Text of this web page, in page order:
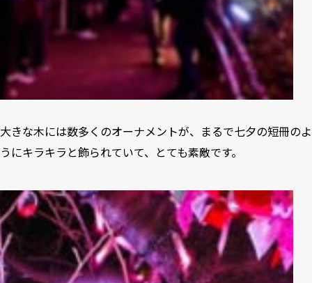
大きな木には数多くのオーナメントが、まるで七夕の短冊のよ
うにキラキラと飾られていて、とても素敵です。